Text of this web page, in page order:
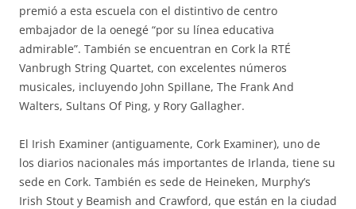
premió a esta escuela con el distintivo de centro
embajador de la oenegé “por su línea educativa
admirable”. También se encuentran en Cork la RTÉ
Vanbrugh String Quartet, con excelentes números
musicales, incluyendo John Spillane, The Frank And
Walters, Sultans Of Ping, y Rory Gallagher.
El Irish Examiner (antiguamente, Cork Examiner), uno de
los diarios nacionales más importantes de Irlanda, tiene su
sede en Cork. También es sede de Heineken, Murphy’s
Irish Stout y Beamish and Crawford, que están en la ciudad